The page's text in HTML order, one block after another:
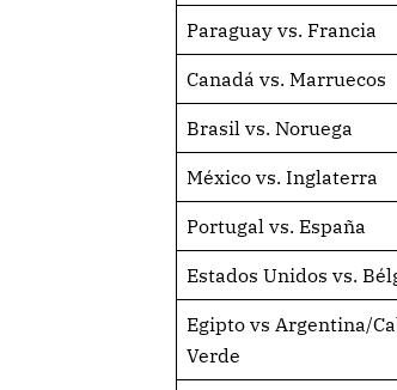
Paraguay vs. Francia
Canadá vs. Marruecos
Brasil vs. Noruega
México vs. Inglaterra
Portugal vs. España
Estados Unidos vs.
Egipto vs Argentina/
Verde